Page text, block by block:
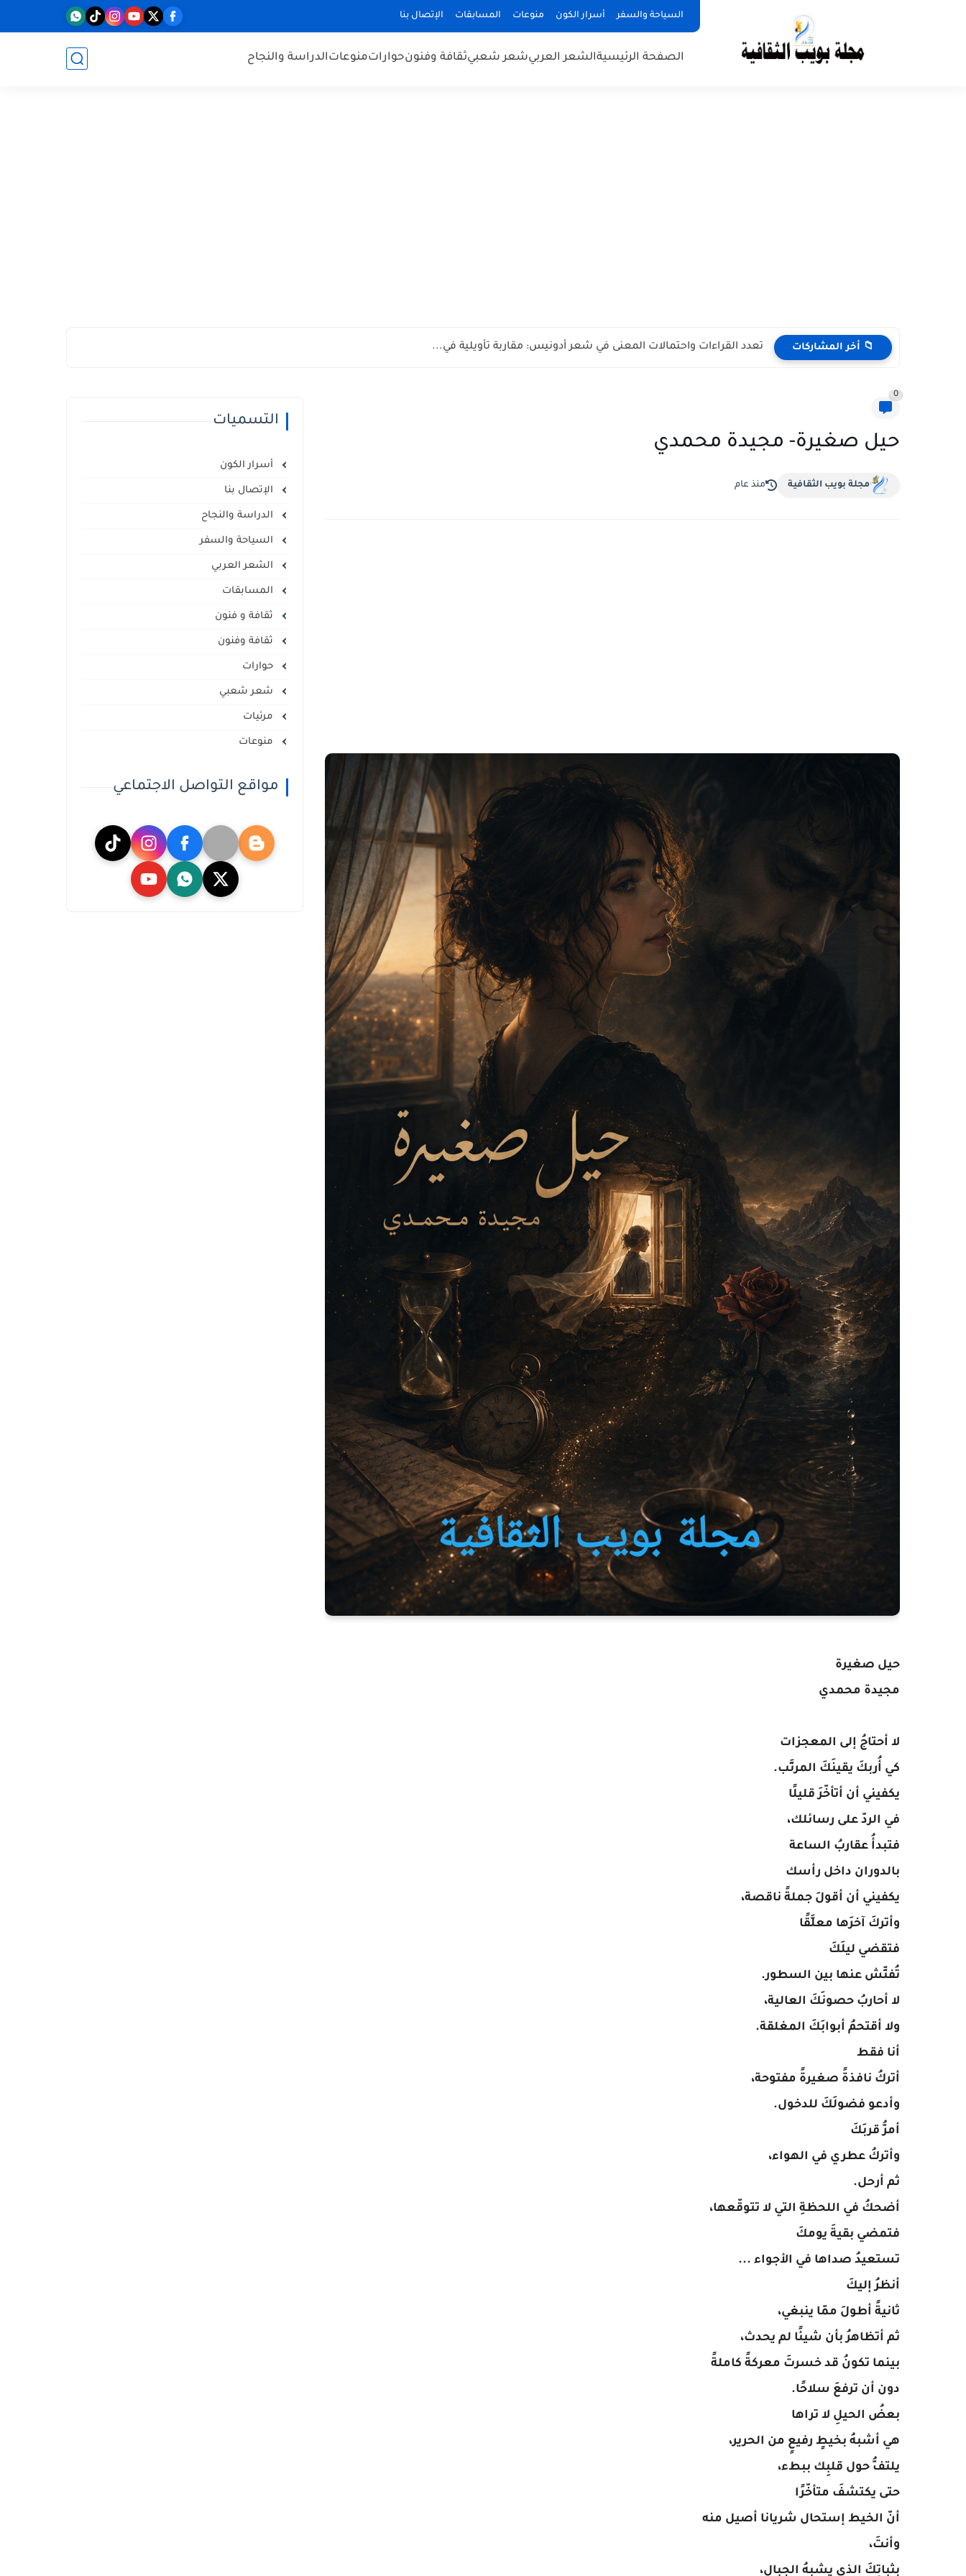
السياحة والسفر أسرار الكون منوعات المسابقات الإتصال بنا
الصفحة الرئيسيةالشعر العربيشعر شعبيثقافة وفنونحواراتمنوعاتالدراسة والنجاح
📁 أخر المشاركات تعدد القراءات واحتمالات المعنى في شعر أدونيس: مقاربة تأويلية في...
0
حيل صغيرة- مجيدة محمدي
مجلة بويب الثقافية منذ عام
حيل صغيرة
مجيدة محمدي
لا أحتاجُ إلى المعجزات
كي أُربكَ يقينَكَ المرتَّب.
يكفيني أن أتأخّرَ قليلًا
في الردّ على رسائلك،
فتبدأُ عقاربُ الساعة
بالدوران داخل رأسك
يكفيني أن أقولَ جملةً ناقصة،
وأتركَ آخرَها معلَّقًا
فتقضي ليلَكَ
تُفتِّش عنها بين السطور.
لا أحاربُ حصونَكَ العالية،
ولا أقتحمُ أبوابَكَ المغلقة.
أنا فقط
أتركُ نافذةً صغيرةً مفتوحة،
وأدعو فضولَكَ للدخول.
أمرُّ قربَكَ
وأتركُ عطري في الهواء،
ثم أرحل.
أضحكُ في اللحظةِ التي لا تتوقّعها،
فتمضي بقيةَ يومكَ
تستعيدُ صداها في الأجواء ...
أنظرُ إليكَ
ثانيةً أطولَ ممّا ينبغي،
ثم أتظاهرُ بأن شيئًا لم يحدث،
بينما تكونُ قد خسرتَ معركةً كاملةً
دون أن ترفعَ سلاحًا.
بعضُ الحيلِ لا تراها
هي أشبهُ بخيطٍ رفيعٍ من الحرير،
يلتفُّ حول قلبِك ببطء،
حتى يكتشفَ متأخّرًا
أنّ الخيط إستحال شريانا أصيل منه
وأنتَ،
بثباتِكَ الذي يشبهُ الجبال،
التسميات
أسرار الكون
الإتصال بنا
الدراسة والنجاح
السياحة والسفر
الشعر العربي
المسابقات
ثقافة و فنون
ثقافة وفنون
حوارات
شعر شعبي
مرئيات
منوعات
مواقع التواصل الاجتماعي